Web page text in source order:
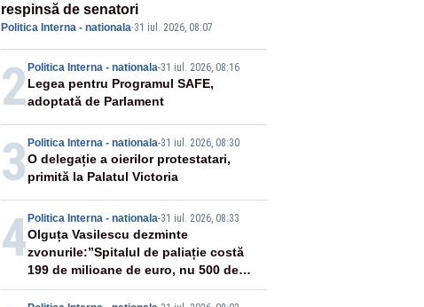
respinsă de senatori
Politica Interna - nationala·31 iul. 2026, 08:07
2Politica Interna - nationala-31 iul. 2026, 08:16
Legea pentru Programul SAFE,
adoptată de Parlament
3 Politica Interna - nationala-31 iul. 2026, 08:30
O delegație a oierilor protestatari,
primită la Palatul Victoria
4Politica Interna - nationala-31 iul. 2026, 08:33
Olguța Vasilescu dezminte
zvonurile:”Spitalul de paliație costă
199 de milioane de euro, nu 500 de
milioane”